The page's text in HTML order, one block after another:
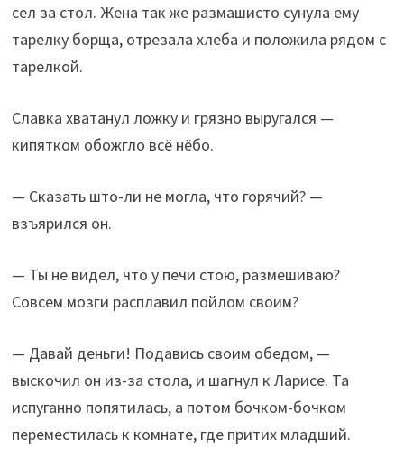
сел за стол. Жена так же размашисто сунула ему
тарелку борща, отрезала хлеба и положила рядом с
тарелкой.
Славка хватанул ложку и грязно выругался —
кипятком обожгло всё нёбо.
— Сказать што-ли не могла, что горячий? —
взъярился он.
— Ты не видел, что у печи стою, размешиваю?
Совсем мозги расплавил пойлом своим?
— Давай деньги! Подавись своим обедом, —
выскочил он из-за стола, и шагнул к Ларисе. Та
испуганно попятилась, а потом бочком-бочком
переместилась к комнате, где притих младший.